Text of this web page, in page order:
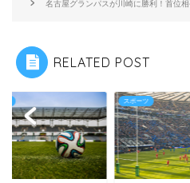
名古屋グランパスが川崎に勝利！首位
RELATED POST
スポーツ